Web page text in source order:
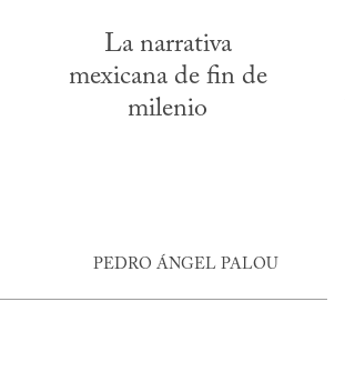
La narrativa
mexicana de fin de
milenio
PEDRO ÁNGEL PALOU